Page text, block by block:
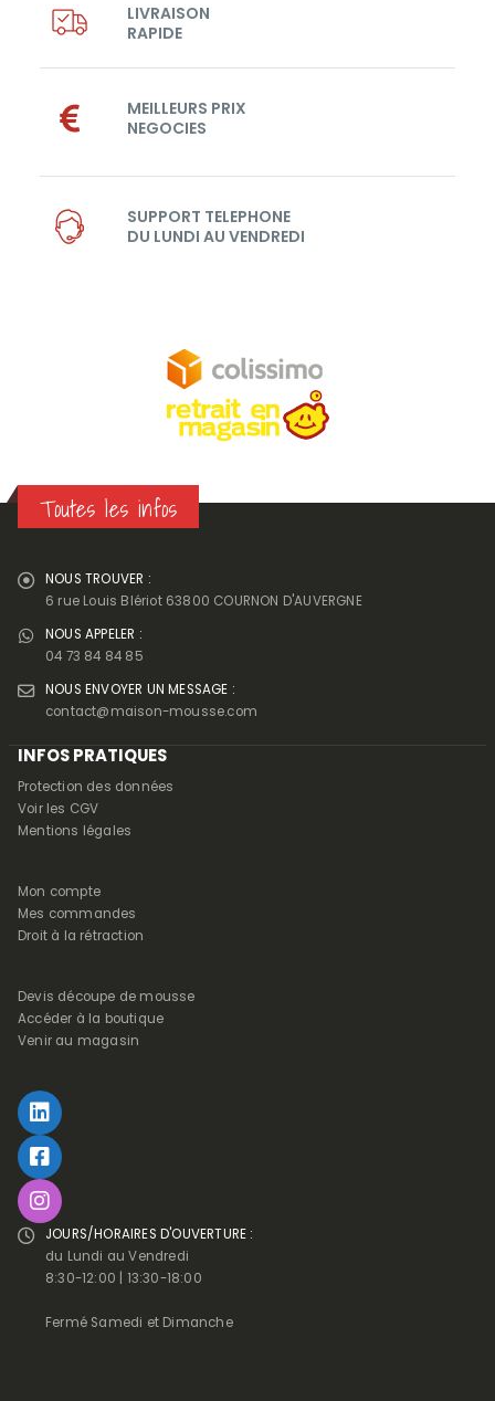
LIVRAISON
RAPIDE
MEILLEURS PRIX
NEGOCIES
SUPPORT TELEPHONE
DU LUNDI AU VENDREDI
Toutes les infos
NOUS TROUVER :
6 rue Louis Blériot 63800 COURNON D'AUVERGNE
NOUS APPELER :
04 73 84 84 85
NOUS ENVOYER UN MESSAGE :
contact@maison-mousse.com
INFOS PRATIQUES
Protection des données
Voir les CGV
Mentions légales
Mon compte
Mes commandes
Droit à la rétraction
Devis découpe de mousse
Accéder à la boutique
Venir au magasin
JOURS/HORAIRES D'OUVERTURE :
du Lundi au Vendredi
8:30-12:00 | 13:30-18:00
Fermé Samedi et Dimanche